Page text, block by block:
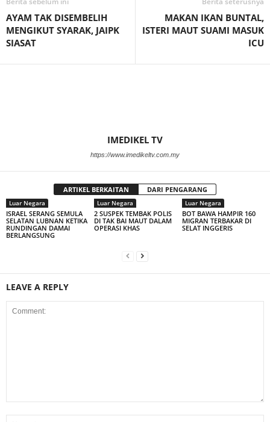
AYAM TAK DISEMBELIH
MENGIKUT SYARAK, JAIPK
SIASAT
MAKAN IKAN BUNTAL,
ISTERI MAUT SUAMI MASUK
ICU
IMEDIKEL TV
https://www.imedikeltv.com.my
ARTIKEL BERKAITAN DARI PENGARANG
Luar Negara
ISRAEL SERANG SEMULA
SELATAN LUBNAN KETIKA
RUNDINGAN DAMAI
BERLANGSUNG
Luar Negara
2 SUSPEK TEMBAK POLIS
DI TAK BAI MAUT DALAM
OPERASI KHAS
Luar Negara
BOT BAWA HAMPIR 160
MIGRAN TERBAKAR DI
SELAT INGGERIS
LEAVE A REPLY